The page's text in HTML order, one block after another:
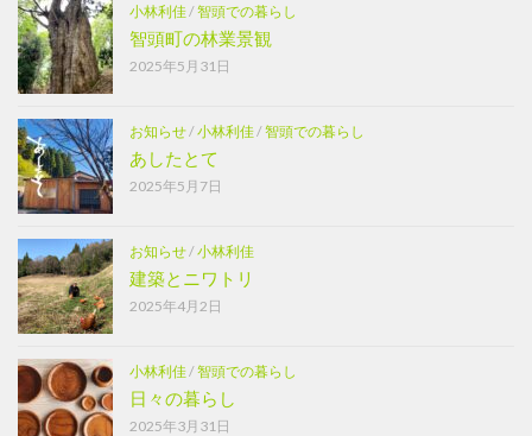
小林利佳/智頭での暮らし
智頭町の林業景観
2025年5月31日
お知らせ/小林利佳/智頭での暮らし
あしたとて
2025年5月7日
お知らせ/小林利佳
建築とニワトリ
2025年4月2日
小林利佳/智頭での暮らし
日々の暮らし
2025年3月31日